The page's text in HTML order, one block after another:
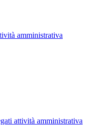
amministrativa
attività amministrativa